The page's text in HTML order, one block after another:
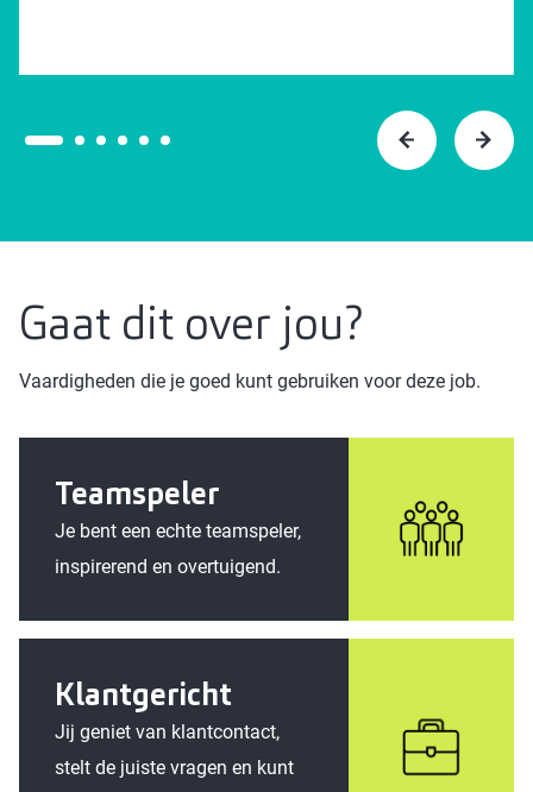
Gaat dit over jou?
Vaardigheden die je goed kunt gebruiken voor deze job.
Teamspeler
Je bent een echte teamspeler,
inspirerend en overtuigend.
Klantgericht
Jij geniet van klantcontact,
stelt de juiste vragen en kunt